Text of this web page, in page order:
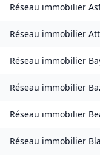
Réseau immobilier
Réseau immobilier
Réseau immobilier
Réseau immobilier
Réseau immobilier
Réseau immobilier